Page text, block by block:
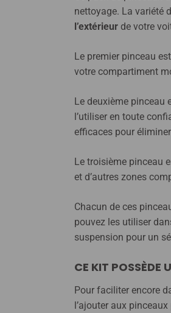
nettoyage. La variété
l’extérieur de votre
Le premier pinceau
votre compartiment
Le deuxième pinceau
l’utiliser en toute
efficaces pour
Le troisième pinceau
et d’autres zones
Chacun de ces
pouvez les utiliser
suspension pour un
CE KIT POSSÈDE
Pour faciliter encore
l’ajouter aux